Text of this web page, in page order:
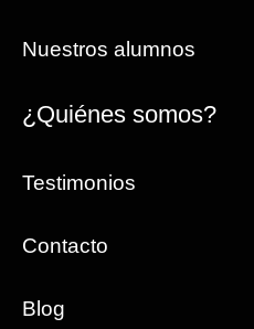
Nuestros alumnos
¿Quiénes somos?
Testimonios
Contacto
Blog